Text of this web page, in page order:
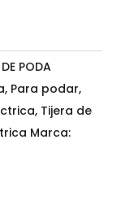
PODA
, Para podar,
, Tijera de
Marca: